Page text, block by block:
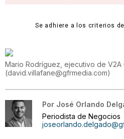
Se adhiere a los criterios de
Mario Rodríguez, ejecutivo de V2A
(david.villafane@gfrmedia.com)
Por José Orlando
Periodista de Negocios